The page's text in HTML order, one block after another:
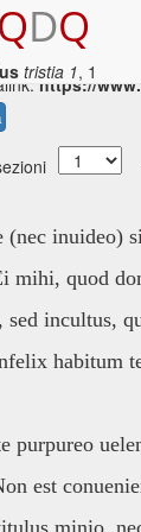
QDQ
tristia 1, 1
https://
(nec inuideo)
quod
sed incultus,
habitum
purpureo
est
minio,